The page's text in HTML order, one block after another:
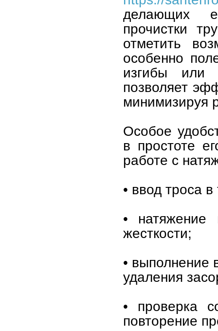
делающих
прочистки
отметить
особенно
изгибы или
позволяет
минимизируя
Особое
в простоте
работе с
• ввод троса
• натяжение
жесткости;
• выполнение
удаления
• проверка
повторение